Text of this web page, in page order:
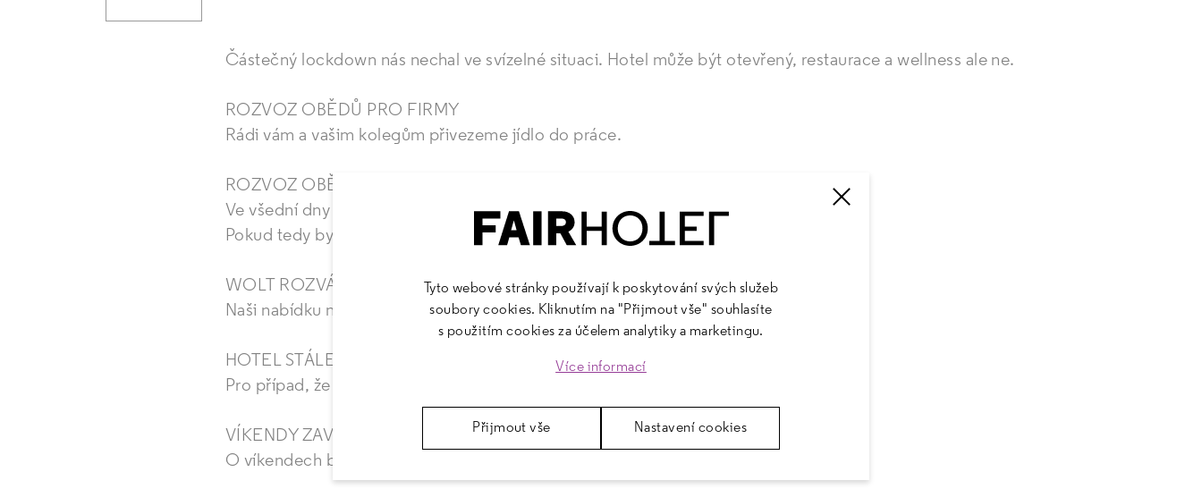
Částečný lockdown nás nechal ve svízelné situaci. Hotel může být otevřený, restaurace a wellness ale ne.
ROZVOZ OBĚDŮ PRO FIRMY
Rádi vám a vašim kolegům přivezeme jídlo do práce.
ROZVOZ OBĚDŮ ZDARMA
Ve všední dny mezi 11:00 a 15:00 můžeme zdarma přivézt jídlo i k vám domů.
Pokud tedy bydlíte na Starém Brně či v blízkém okolí.
WOLT ROZVÁŽÍ BEZ OMEZENÍ
Naši nabídku na Woltu navíc ještě brzy rozšíříme.
HOTEL STÁLE FUNGUJE
Pro případ, že byste chtěli nebo museli změnit prostředí.
VÍKENDY ZAVŘENO
O víkendech budeme mít po dobu nouzového stavu zavřeno.
Tyto webové stránky používají k poskytování svých služeb
soubory cookies. Kliknutím na "Přijmout vše" souhlasíte
s použitím cookies za účelem analytiky a marketingu.
Více informací
Přijmout vše Nastavení cookies